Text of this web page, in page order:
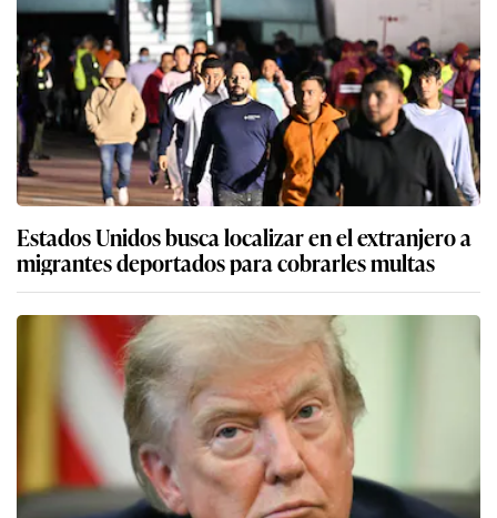
Estados Unidos busca localizar en el extranjero a
migrantes deportados para cobrarles multas